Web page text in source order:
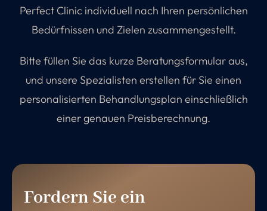
Perfect Clinic individuell nach Ihren persönlichen
Bedürfnissen und Zielen zusammengestellt.
Bitte füllen Sie das kurze Beratungsformular aus,
und unsere Spezialisten erstellen für Sie einen
personalisierten Behandlungsplan einschließlich
einer genauen Preisberechnung.
Fordern Sie ein